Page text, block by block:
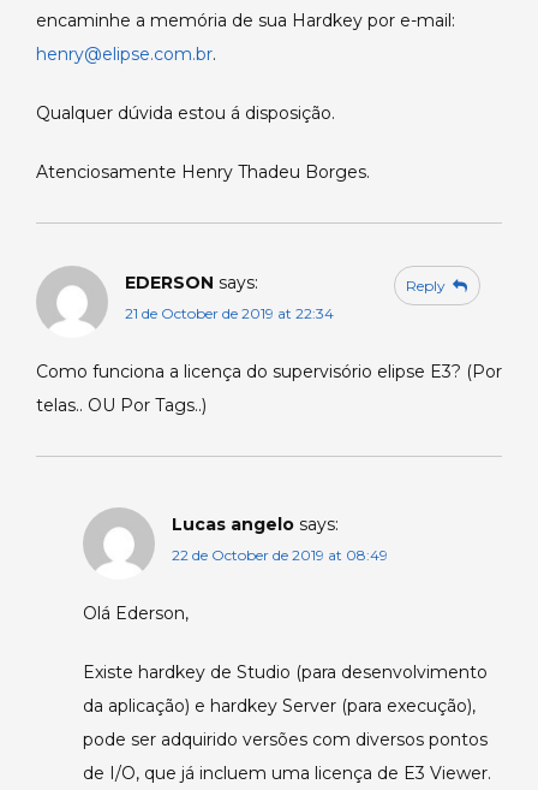
encaminhe a memória de sua Hardkey por e-mail:
henry@elipse.com.br.
Qualquer dúvida estou á disposição.
Atenciosamente Henry Thadeu Borges.
EDERSON says:
21 de October de 2019 at 22:34
Como funciona a licença do supervisório elipse E3? (Por
telas.. OU Por Tags..)
Reply
Lucas angelo says:
22 de October de 2019 at 08:49
Olá Ederson,
Existe hardkey de Studio (para desenvolvimento
da aplicação) e hardkey Server (para execução),
pode ser adquirido versões com diversos pontos
de I/O, que já incluem uma licença de E3 Viewer.